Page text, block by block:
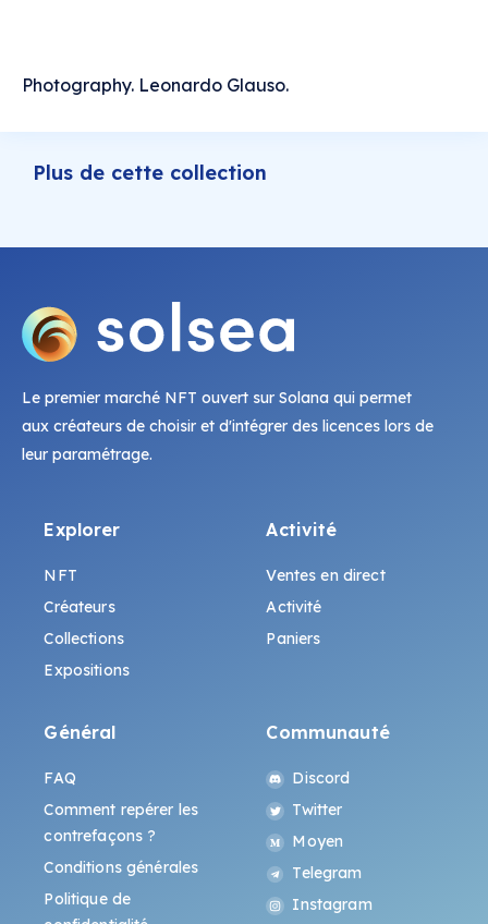
Photography. Leonardo Glauso.
Plus de cette collection
Le premier marché NFT ouvert sur Solana qui permet
aux créateurs de choisir et d'intégrer des licences lors de
leur paramétrage.
Explorer
NFT
Créateurs
Collections
Expositions
Activité
Ventes en direct
Activité
Paniers
Général
FAQ
Comment repérer les
contrefaçons ?
Conditions générales
Politique de
Communauté
Discord
Twitter
Moyen
Telegram
Instagram